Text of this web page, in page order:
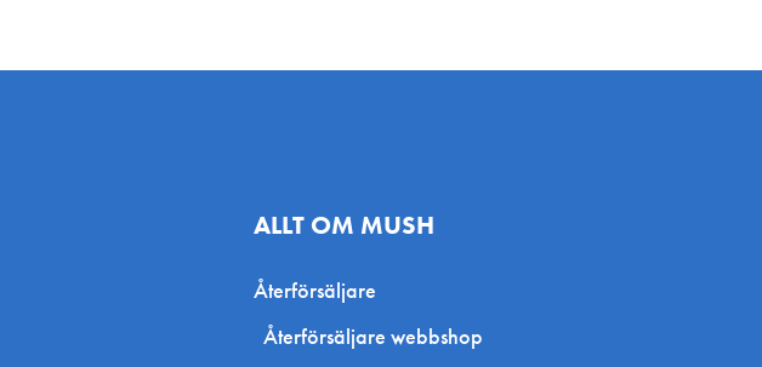
ALLT OM MUSH
Återförsäljare
Återförsäljare webbshop